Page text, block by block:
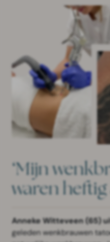
‘Mijn
waren heftig
Anneke Witteveen (65)
geleden wenkbrauwen